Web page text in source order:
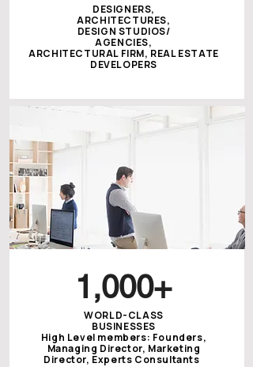
DESIGNERS,
ARCHITECTURES,
DESIGN STUDIOS/
AGENCIES,
ARCHITECTURAL FIRM, REAL ESTATE
DEVELOPERS
1,000+
WORLD-CLASS
BUSINESSES
High Level members: Founders,
Managing Director, Marketing
Director, Experts Consultants